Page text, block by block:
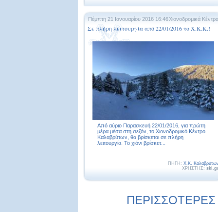
Πέμπτη 21 Ιανουαρίου 2016 16:46Χιονοδρομικά Κέντρα
Σε πλήρη λειτουργία από 22/01/2016 το Χ.Κ.Κ.!
Από αύριο Παρασκευή 22/01/2016, για πρώτη
μέρα μέσα στη σεζόν, το Χιονοδρομικό Κέντρο
Καλαβρύτων, θα βρίσκεται σε πλήρη
λειτουργία. Το χιόνι βρίσκετ...
ΠΗΓΗ: Χ.Κ.
ΧΡΗΣΤΗΣ:
ΠΕΡΙΣΣΟΤΕΡΕΣ